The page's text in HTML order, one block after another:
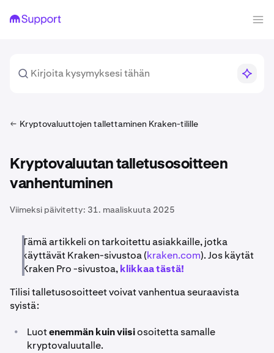
Kryptovaluuttojen tallettaminen Kraken-tilille
Kryptovaluutan talletusosoitteen
vanhentuminen
Viimeksi päivitetty: 31. maaliskuuta 2025
Tämä artikkeli on tarkoitettu asiakkaille, jotka
käyttävät Kraken-sivustoa (kraken.com). Jos käytät
Kraken Pro -sivustoa,klikkaa tästä!
Tilisi talletusosoitteet voivat vanhentua seuraavista
syistä:
• Luotenemmän kuin viisiosoitetta samalle
kryptovaluutalle.